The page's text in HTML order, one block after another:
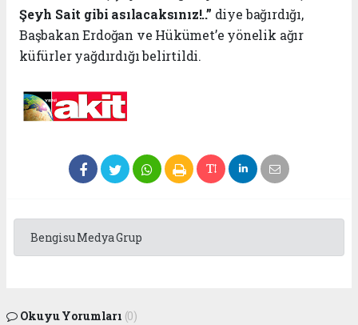
Şeyh Sait gibi asılacaksınız!..” diye bağırdığı,
Başbakan Erdoğan ve Hükümet’e yönelik ağır
küfürler yağdırdığı belirtildi.
Bengisu Medya Grup
Okuyu Yorumları (0)